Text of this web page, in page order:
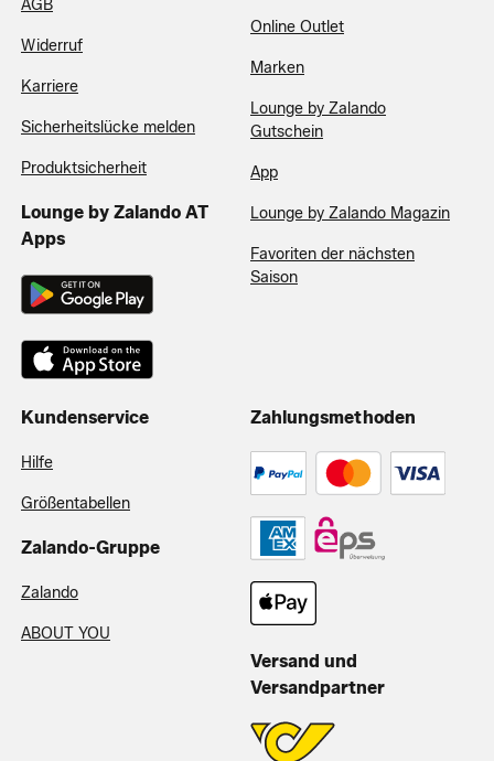
AGB
Widerruf
Karriere
Sicherheitslücke melden
Produktsicherheit
Lounge by Zalando AT
Apps
Online Outlet
Marken
Lounge by Zalando
Gutschein
App
Lounge by Zalando Magazin
Favoriten der nächsten
Saison
Kundenservice
Hilfe
Größentabellen
Zalando-Gruppe
Zalando
ABOUT YOU
Zahlungsmethoden
Versand und
Versandpartner